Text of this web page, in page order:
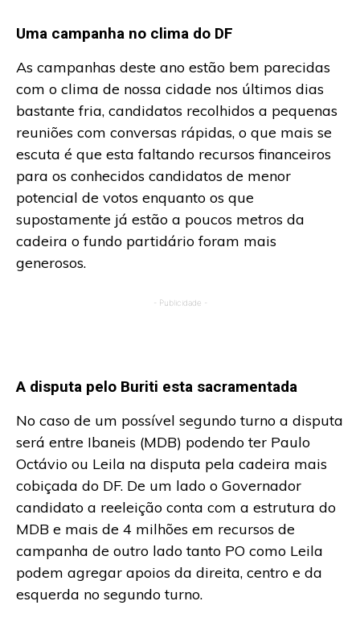
Uma campanha no clima do DF
As campanhas deste ano estão bem parecidas
com o clima de nossa cidade nos últimos dias
bastante fria, candidatos recolhidos a pequenas
reuniões com conversas rápidas, o que mais se
escuta é que esta faltando recursos financeiros
para os conhecidos candidatos de menor
potencial de votos enquanto os que
supostamente já estão a poucos metros da
cadeira o fundo partidário foram mais
generosos.
- Publicidade -
A disputa pelo Buriti esta sacramentada
No caso de um possível segundo turno a disputa
será entre Ibaneis (MDB) podendo ter Paulo
Octávio ou Leila na disputa pela cadeira mais
cobiçada do DF. De um lado o Governador
candidato a reeleição conta com a estrutura do
MDB e mais de 4 milhões em recursos de
campanha de outro lado tanto PO como Leila
podem agregar apoios da direita, centro e da
esquerda no segundo turno.